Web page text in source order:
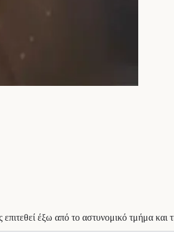
έξω από το αστυνομικό τμήμα και